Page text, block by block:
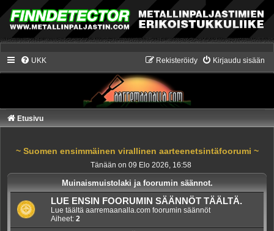
UKK Kirjaudu sisään
Rekisteröidy
Etusivu
~ Suomen ensimmäinen virallinen aarteenetsintäfoorumi ~
Tänään on 09 Elo 2026, 16:58
Muinaismuistolaki ja foorumin säännot.
LUE ENSIN FOORUMIN SÄÄNNÖT TÄÄLTÄ.
Lue täältä aarremaanalla.com foorumin säännöt
Aiheet: 2